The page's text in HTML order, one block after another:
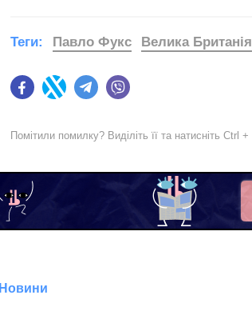
FacebookTwitter Telegram
Теги: Павло Фукс Велика Британія
Помітили помилку? Виділіть її та натисніть Ctrl +
Новини